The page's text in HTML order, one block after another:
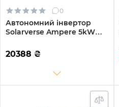
0
Автономний інвертор
Solarverse Ampere 5kW
Однофазний (SV5048A)
20388 ₴